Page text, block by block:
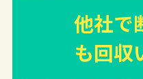
他社で
も回収